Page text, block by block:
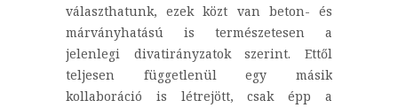
választhatunk, ezek közt van beton- és
márványhatású is természetesen a
jelenlegi divatirányzatok szerint. Ettől
teljesen függetlenül egy másik
kollaboráció is létrejött, csak épp a